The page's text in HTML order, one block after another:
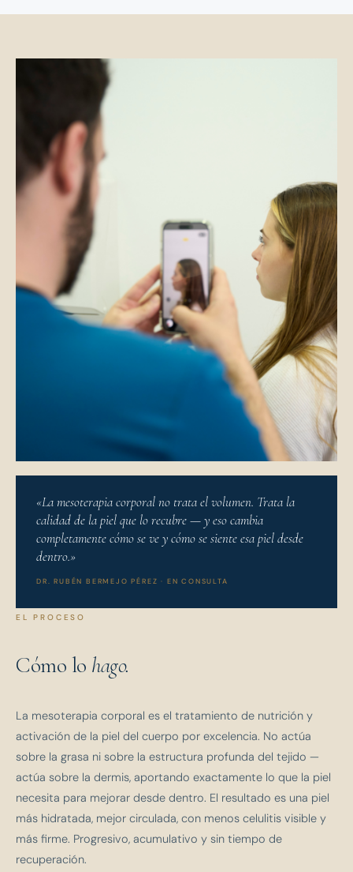
«La mesoterapia corporal no trata el volumen. Trata la
calidad de la piel que lo recubre — y eso cambia
completamente cómo se ve y cómo se siente esa piel desde
dentro.»
DR. RUBÉN BERMEJO PÉREZ · EN CONSULTA
EL PROCESO
Cómo lo hago.
La mesoterapia corporal es el tratamiento de nutrición y
activación de la piel del cuerpo por excelencia. No actúa
sobre la grasa ni sobre la estructura profunda del tejido —
actúa sobre la dermis, aportando exactamente lo que la piel
necesita para mejorar desde dentro. El resultado es una piel
más hidratada, mejor circulada, con menos celulitis visible y
más firme. Progresivo, acumulativo y sin tiempo de
recuperación.